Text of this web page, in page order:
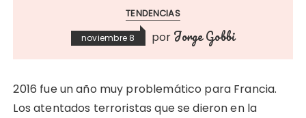
TENDENCIAS
noviembre 8 por Jorge Gobbi
2016 fue un año muy problemático para Francia.
Los atentados terroristas que se dieron en la